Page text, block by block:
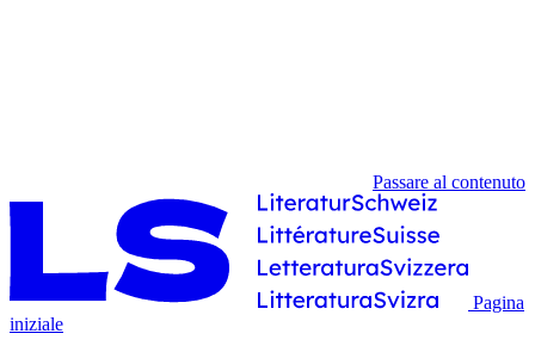
Passare al contenuto
Pagina
iniziale